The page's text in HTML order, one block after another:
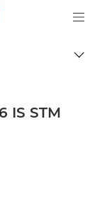
Canon Logo, back
Auf
IS STM